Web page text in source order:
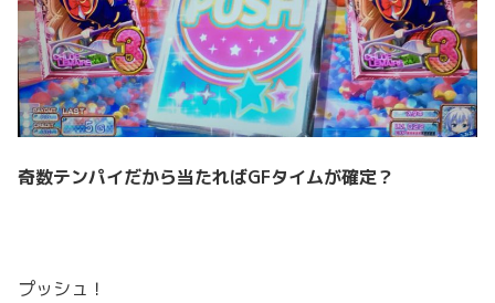
奇数テンパイだから当たればGFタイムが確定？
プッシュ！